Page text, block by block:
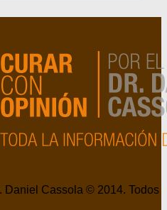
Daniel Cassola © 2014. Todos